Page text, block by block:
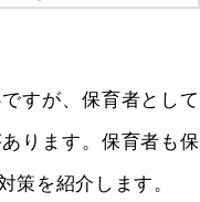
すが、保育者として
ります。保育者も保
策を紹介します。